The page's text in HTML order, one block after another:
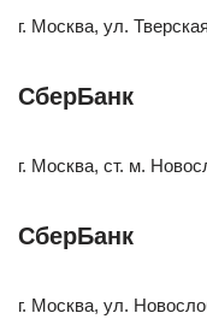
г. Москва, ул.
СберБанк
г. Москва, ст. м.
СберБанк
г. Москва, ул.